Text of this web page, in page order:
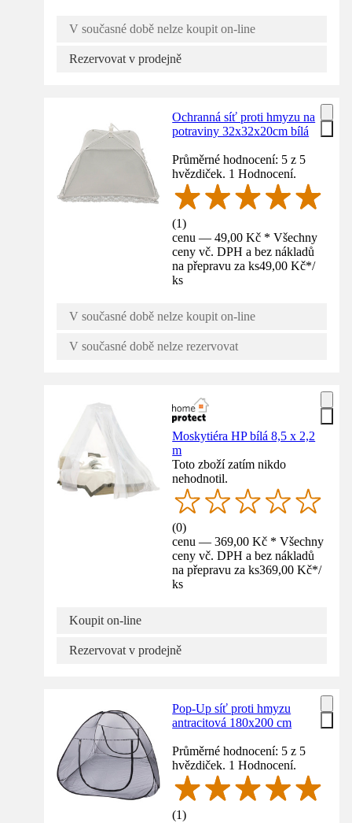
V současné době nelze koupit on-line
Rezervovat v prodejně
Ochranná síť proti hmyzu na
potraviny 32x32x20cm bílá
Průměrné hodnocení: 5 z 5
hvězdiček. 1 Hodnocení.
(1)
cenu — 49,00 Kč * Všechny
ceny vč. DPH a bez nákladů
na přepravu za ks49,00 Kč*/
ks
V současné době nelze koupit on-line
V současné době nelze rezervovat
Moskytiéra HP bílá 8,5 x 2,2
m
Toto zboží zatím nikdo
nehodnotil.
(0)
cenu — 369,00 Kč * Všechny
ceny vč. DPH a bez nákladů
na přepravu za ks369,00 Kč*/
ks
Koupit on-line
Rezervovat v prodejně
Pop-Up síť proti hmyzu
antracitová 180x200 cm
Průměrné hodnocení: 5 z 5
hvězdiček. 1 Hodnocení.
(1)